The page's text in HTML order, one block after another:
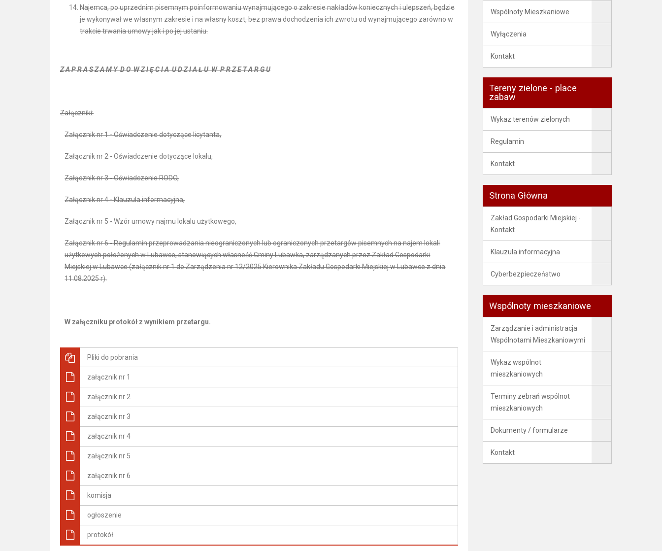
Najemca, po uprzednim pisemnym poinformowaniu wynajmującego o zakresie nakładów koniecznych i ulepszeń, będzie
je wykonywał we własnym zakresie i na własny koszt, bez prawa dochodzenia ich zwrotu od wynajmującego zarówno w
trakcie trwania umowy jak i po jej ustaniu.
Z A P R A S Z A M Y D O W Z I Ę C I A U D Z I A Ł U W P R Z E T A R G U
Załączniki:
Załącznik nr 1 - Oświadczenie dotyczące licytanta,
Załącznik nr 2 - Oświadczenie dotyczące lokalu,
Załącznik nr 3 - Oświadczenie RODO,
Załącznik nr 4 - Klauzula informacyjna,
Załącznik nr 5 - Wzór umowy najmu lokalu użytkowego,
Załącznik nr 6 - Regulamin przeprowadzania nieograniczonych lub ograniczonych przetargów pisemnych na najem lokali
użytkowych położonych w Lubawce, stanowiących własność Gminy Lubawka, zarządzanych przez Zakład Gospodarki
Miejskiej w Lubawce (załącznik nr 1 do Zarządzenia nr 12/2025 Kierownika Zakładu Gospodarki Miejskiej w Lubawce z dnia
11.08.2025 r).
W załączniku protokół z wynikiem przetargu.
Pliki do pobrania
załącznik nr 1
załącznik nr 2
załącznik nr 3
załącznik nr 4
załącznik nr 5
załącznik nr 6
komisja
ogłoszenie
protokół
Wspólnoty Mieszkaniowe
Wyłączenia
Kontakt
Tereny zielone - place
zabaw
Wykaz terenów zielonych
Regulamin
Kontakt
Strona Główna
Zakład Gospodarki Miejskiej -
Kontakt
Klauzula informacyjna
Cyberbezpieczeństwo
Wspólnoty mieszkaniowe
Zarządzanie i administracja
Wspólnotami Mieszkaniowymi
Wykaz wspólnot
mieszkaniowych
Terminy zebrań wspólnot
mieszkaniowych
Dokumenty / formularze
Kontakt